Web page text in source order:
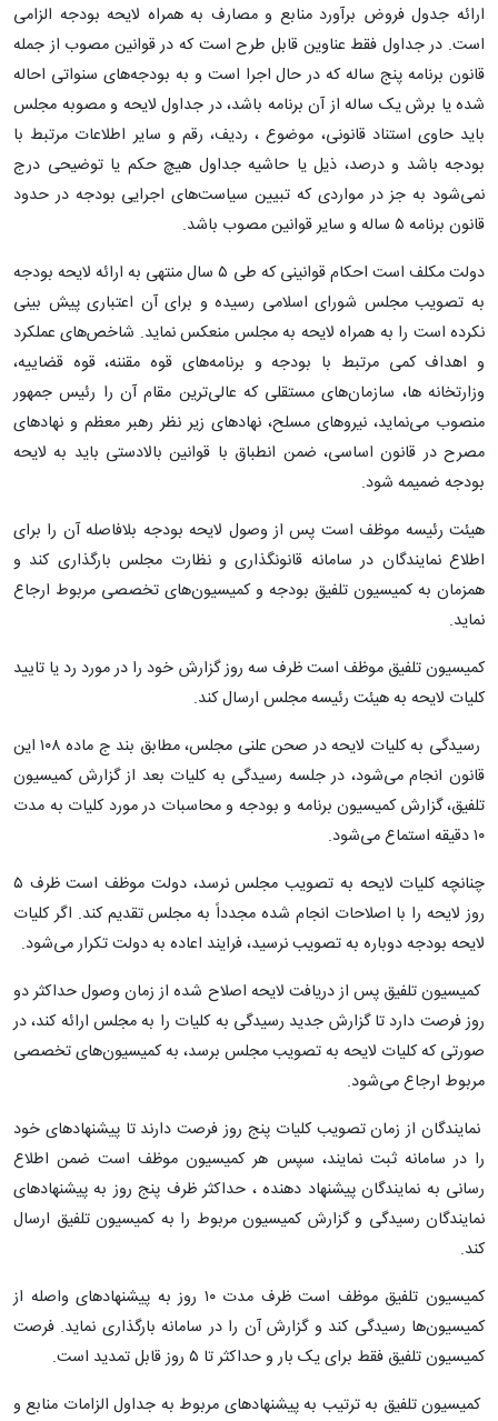
ارائه جدول فروض برآورد منابع و مصارف به همراه لایحه بودجه الزامی
است. در جداول فقط عناوین قابل طرح است که در قوانین مصوب از جمله
قانون برنامه پنج ساله که در حال اجرا است و به بودجه‌های سنواتی احاله
شده یا برش یک ساله از آن برنامه باشد، در جداول لایحه و مصوبه مجلس
باید حاوی استناد قانونی، موضوع ، ردیف، رقم و سایر اطلاعات مرتبط با
بودجه باشد و درصد، ذیل یا حاشیه جداول هیچ حکم یا توضیحی درج
نمی‌شود به جز در مواردی که تبیین سیاست‌های اجرایی بودجه در حدود
قانون برنامه ۵ ساله و سایر قوانین مصوب باشد.
دولت مکلف است احکام قوانینی که طی ۵ سال منتهی به ارائه لایحه بودجه
به تصویب مجلس شورای اسلامی رسیده و برای آن اعتباری پیش بینی
نکرده است را به همراه لایحه به مجلس منعکس نماید. شاخص‌های عملکرد
و اهداف کمی مرتبط با بودجه و برنامه‌های قوه مقننه، قوه قضاییه،
وزارتخانه ها، سازمان‌های مستقلی که عالی‌ترین مقام آن را رئیس جمهور
منصوب می‌نماید، نیروهای مسلح، نهادهای زیر نظر رهبر معظم و نهادهای
مصرح در قانون اساسی، ضمن انطباق با قوانین بالادستی باید به لایحه
بودجه ضمیمه شود.
هیئت رئیسه موظف است پس از وصول لایحه بودجه بلافاصله آن را برای
اطلاع نمایندگان در سامانه قانونگذاری و نظارت مجلس بارگذاری کند و
همزمان به کمیسیون تلفیق بودجه و کمیسیون‌های تخصصی مربوط ارجاع
نماید.
کمیسیون تلفیق موظف است ظرف سه روز گزارش خود را در مورد رد یا تایید
کلیات لایحه به هیئت رئیسه مجلس ارسال کند.
رسیدگی به کلیات لایحه در صحن علنی مجلس، مطابق بند ج ماده ۱۰۸ این
قانون انجام می‌شود، در جلسه رسیدگی به کلیات بعد از گزارش کمیسیون
تلفیق، گزارش کمیسیون برنامه و بودجه و محاسبات در مورد کلیات به مدت
۱۰ دقیقه استماع می‌شود.
چنانچه کلیات لایحه به تصویب مجلس نرسد، دولت موظف است ظرف ۵
روز لایحه را با اصلاحات انجام شده مجدداً به مجلس تقدیم کند. اگر کلیات
لایحه بودجه دوباره به تصویب نرسید، فرایند اعاده به دولت تکرار می‌شود.
کمیسیون تلفیق پس از دریافت لایحه اصلاح شده از زمان وصول حداکثر دو
روز فرصت دارد تا گزارش جدید رسیدگی به کلیات را به مجلس ارائه کند، در
صورتی که کلیات لایحه به تصویب مجلس برسد، به کمیسیون‌های تخصصی
مربوط ارجاع می‌شود.
نمایندگان از زمان تصویب کلیات پنج روز فرصت دارند تا پیشنهادهای خود
را در سامانه ثبت نمایند، سپس هر کمیسیون موظف است ضمن اطلاع
رسانی به نمایندگان پیشنهاد دهنده ، حداکثر ظرف پنج روز به پیشنهادهای
نمایندگان رسیدگی و گزارش کمیسیون مربوط را به کمیسیون تلفیق ارسال
کند.
کمیسیون تلفیق موظف است ظرف مدت ۱۰ روز به پیشنهادهای واصله از
کمیسیون‌ها رسیدگی کند و گزارش آن را در سامانه بارگذاری نماید. فرصت
کمیسیون تلفیق فقط برای یک بار و حداکثر تا ۵ روز قابل تمدید است.
کمیسیون تلفیق به ترتیب به پیشنهادهای مربوط به جداول الزامات منابع و